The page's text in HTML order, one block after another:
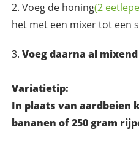
Voeg de honing(2
het met een mixer tot een
Voeg daarna al
Variatietip:
In plaats van aardbeien
bananen of 250 gram